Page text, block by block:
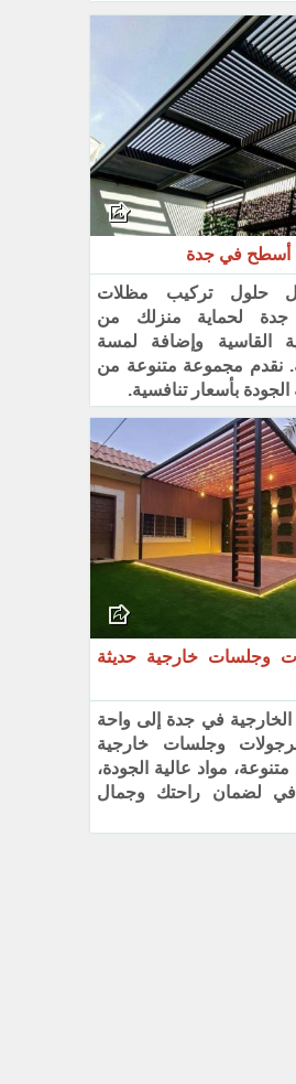
أسطح في جدة
حلول تركيب مظلات
لحماية منزلك من
القاسية وإضافة لمسة
نقدم مجموعة متنوعة من
الجودة بأسعار تنافسية.
وجلسات خارجية حديثة
في جدة إلى واحة
وجلسات خارجية
مواد عالية الجودة،
لضمان راحتك وجمال